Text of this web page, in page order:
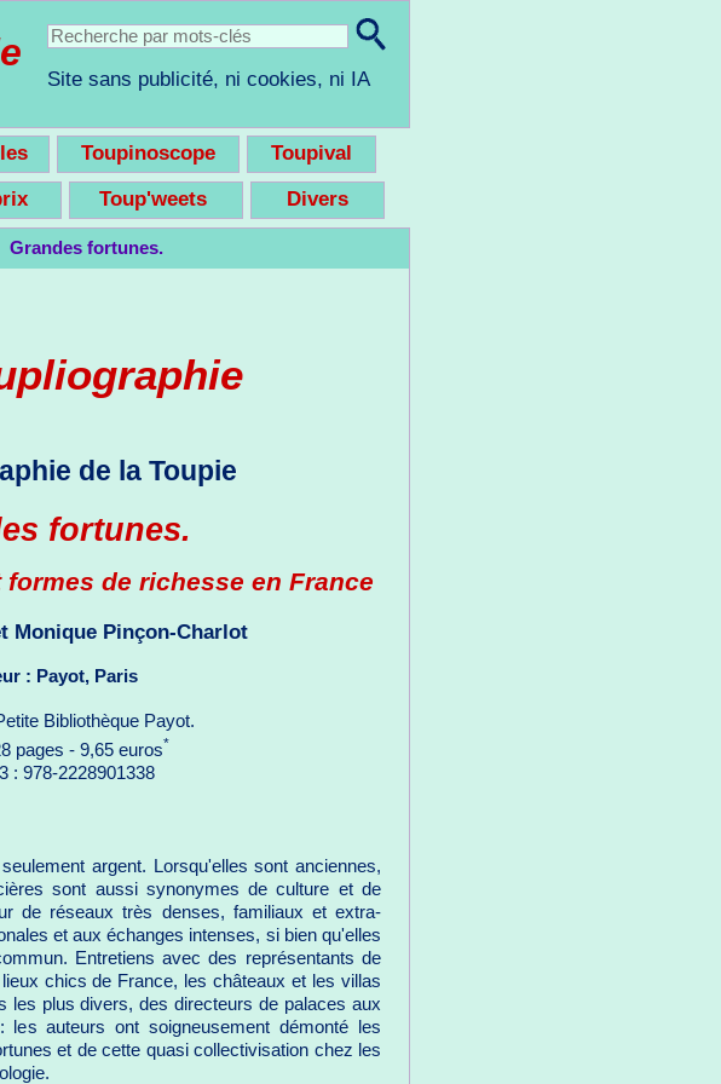
Site sans publicité, ni cookies, ni IA
Toupinoscope
Toupival
Toup'weets Divers
fortunes.
de la Toupie
fortunes.
de richesse en France
Monique Pinçon-Charlot
: Payot, Paris
Bibliothèque Payot.
pages - 9,65 euros*
: 978-2228901338
argent. Lorsqu'elles sont anciennes,
sont aussi synonymes de culture et de
de réseaux très denses, familiaux et extra-
et aux échanges intenses, si bien qu'elles
Entretiens avec des représentants de
chics de France, les châteaux et les villas
les plus divers, des directeurs de palaces aux
les auteurs ont soigneusement démonté les
et de cette quasi collectivisation chez les